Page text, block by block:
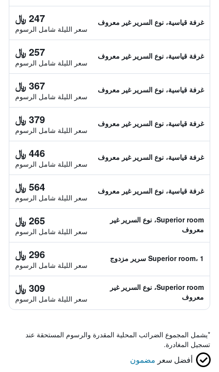
غرفة قياسية، نوع السرير غير معروف 247 ﷼
سعر الليلة شامل الرسوم
غرفة قياسية، نوع السرير غير معروف 257 ﷼
سعر الليلة شامل الرسوم
غرفة قياسية، نوع السرير غير معروف 367 ﷼
سعر الليلة شامل الرسوم
غرفة قياسية، نوع السرير غير معروف 379 ﷼
سعر الليلة شامل الرسوم
غرفة قياسية، نوع السرير غير معروف 446 ﷼
سعر الليلة شامل الرسوم
غرفة قياسية، نوع السرير غير معروف 564 ﷼
سعر الليلة شامل الرسوم
Superior room، نوع السرير غير
معروف
265 ﷼
سعر الليلة شامل الرسوم
Superior room، 1 سرير مزدوج 296 ﷼
سعر الليلة شامل الرسوم
Superior room، نوع السرير غير
معروف
309 ﷼
سعر الليلة شامل الرسوم
*يشمل المجموع الضرائب المحلية المقدرة والرسوم المستحقة عند
تسجيل المغادرة.
أفضل سعر مضمون